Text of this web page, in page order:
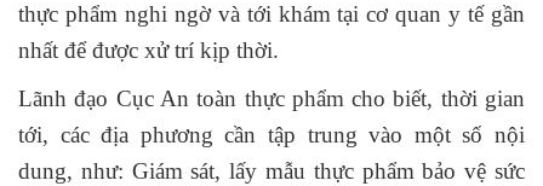
thực phẩm nghi ngờ và tới khám tại cơ quan y tế gần
nhất để được xử trí kịp thời.
Lãnh đạo Cục An toàn thực phẩm cho biết, thời gian
tới, các địa phương cần tập trung vào một số nội
dung, như: Giám sát, lấy mẫu thực phẩm bảo vệ sức